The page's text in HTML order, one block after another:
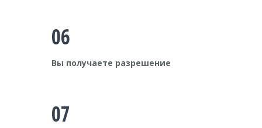
06
Вы получаете разрешение
07